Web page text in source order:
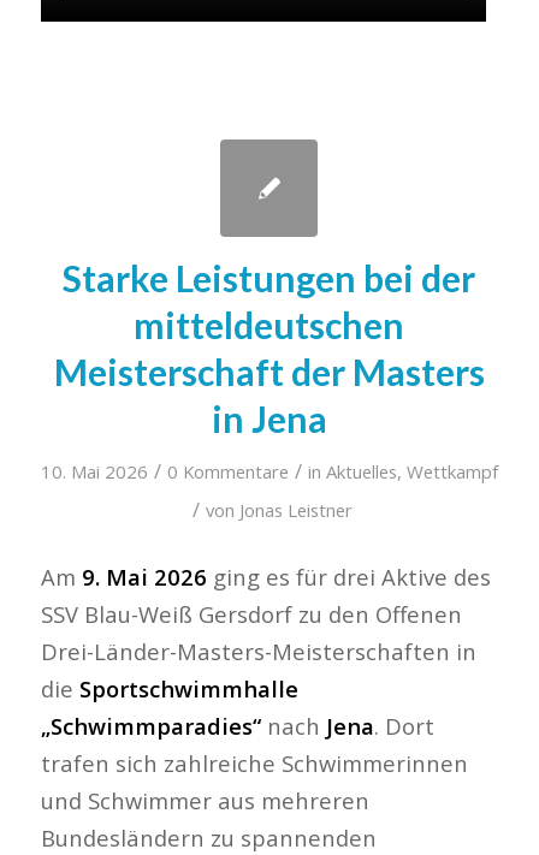
Starke Leistungen bei der
mitteldeutschen
Meisterschaft der Masters
in Jena
10. Mai 2026 / 0 Kommentare / in Aktuelles, Wettkampf
/ von Jonas Leistner
Am 9. Mai 2026 ging es für drei Aktive des
SSV Blau-Weiß Gersdorf zu den Offenen
Drei-Länder-Masters-Meisterschaften in
die Sportschwimmhalle
„Schwimmparadies“nach Jena. Dort
trafen sich zahlreiche Schwimmerinnen
und Schwimmer aus mehreren
Bundesländern zu spannenden